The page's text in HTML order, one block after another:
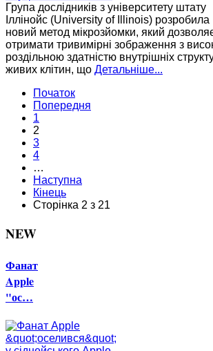
Група дослідників з університету штату
Іллінойс (University of Illinois) розробила
новий метод мікрозйомки, який
отримати тривимірні зображення з
роздільною здатністю внутрішніх
живих клітин, що Детальніше...
Початок
Попередня
1
2
3
4
…
Наступна
Кінець
Сторінка 2 з 21
NEW
Фанат
Apple
"ос…